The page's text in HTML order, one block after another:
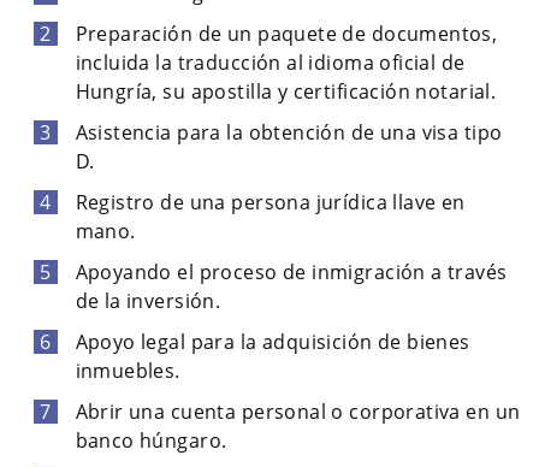
Preparación de un paquete de documentos,
incluida la traducción al idioma oficial de
Hungría, su apostilla y certificación notarial.
Asistencia para la obtención de una visa tipo
D.
Registro de una persona jurídica llave en
mano.
Apoyando el proceso de inmigración a través
de la inversión.
Apoyo legal para la adquisición de bienes
inmuebles.
Abrir una cuenta personal o corporativa en un
banco húngaro.